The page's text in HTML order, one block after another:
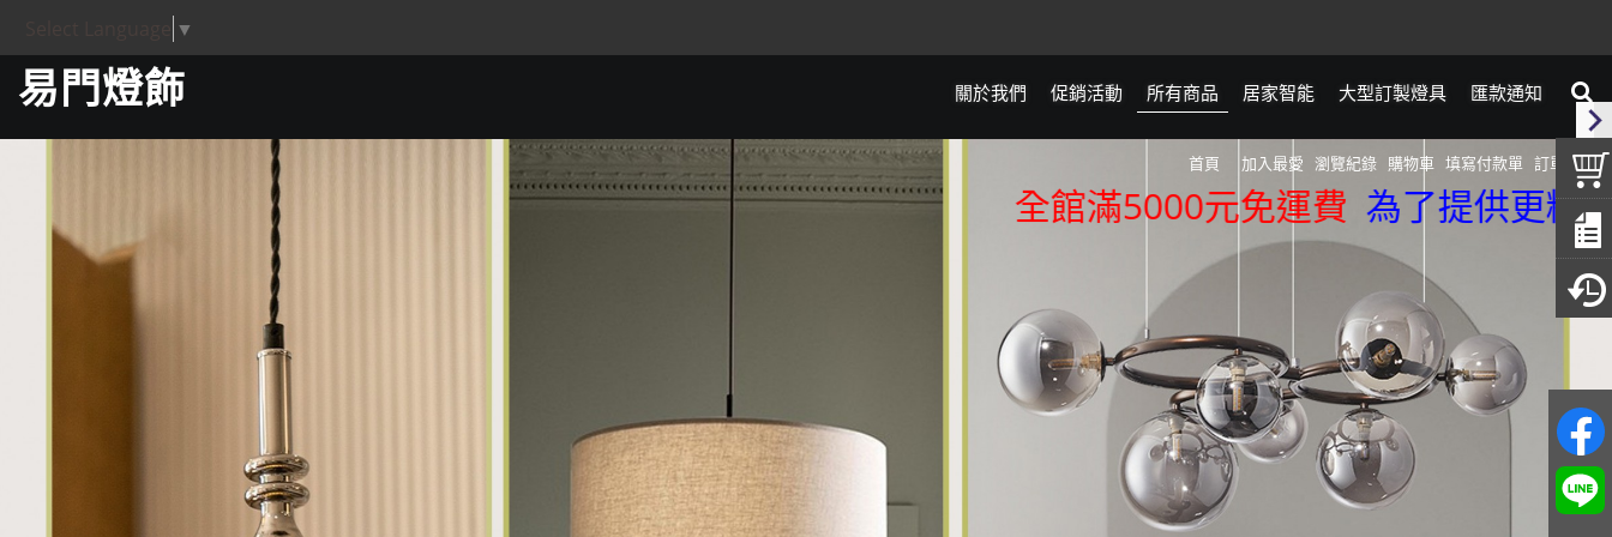
▼
易門燈飾 關於我們 促銷活動 所有商品 居家智能 大型訂製燈具 匯款通知
首頁 加入最愛 瀏覽紀錄 購物車 填寫付款單 訂單查詢
全館滿5000元免運費 為了提供更精準的